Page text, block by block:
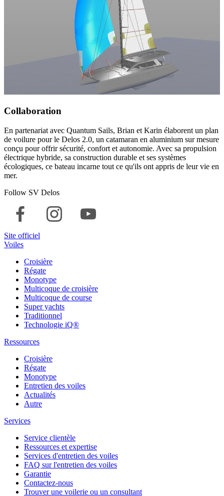
Collaboration
En partenariat avec Quantum Sails, Brian et Karin élaborent un plan
de voilure pour le Delos 2.0, un catamaran en aluminium sur mesure
conçu pour offrir sécurité, confort et autonomie. Avec sa propulsion
électrique hybride, sa construction durable et ses systèmes
écologiques, ce bateau incarne tout ce qu'ils ont appris de leur vie en
mer.
Follow SV Delos
Site officiel
Voiles
Croisière
Régate
Monotype
Multicoque de croisière
Multicoque de course
Super yachts
Traditionnel
Technologie iQ®
Ressources
Croisière
Régate
Monotype
Entretien des voiles
Actualités
Autre
Services
Service clientèle
Ressources et expertise
Services d'entretien des voiles
FAQ sur l'entretien des voiles
Garantie
Contactez-nous
Trouver une voilerie ou un consultant